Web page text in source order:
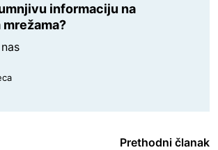
informaciju na
Prethodni članak